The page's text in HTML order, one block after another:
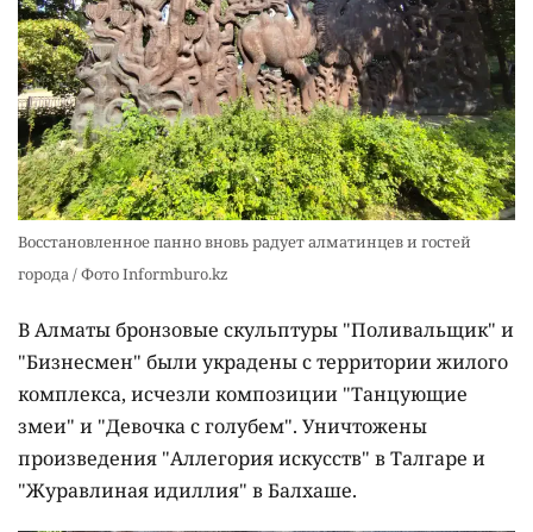
Восстановленное панно вновь радует алматинцев и гостей
города / Фото Informburo.kz
В Алматы бронзовые скульптуры "Поливальщик" и
"Бизнесмен" были украдены с территории жилого
комплекса, исчезли композиции "Танцующие
змеи" и "Девочка с голубем". Уничтожены
произведения "Аллегория искусств" в Талгаре и
"Журавлиная идиллия" в Балхаше.